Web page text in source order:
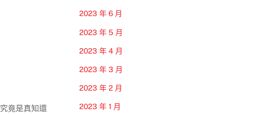
竟是真知還
2023 年 6 月
2023 年 5 月
2023 年 4 月
2023 年 3 月
2023 年 2 月
2023 年 1 月